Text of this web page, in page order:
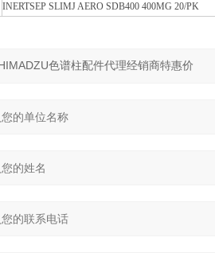
INERTSEP SLIMJ AERO SDB400 400MG 20/PK